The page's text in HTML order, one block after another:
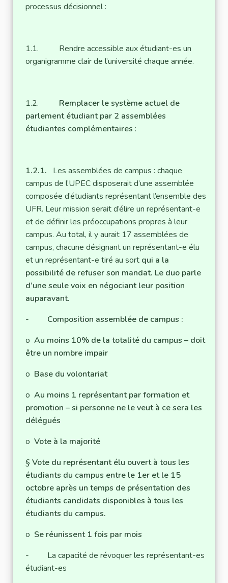
processus décisionnel :
1.1. Rendre accessible aux étudiant-es un
organigramme clair de l’université chaque année.
1.2. Remplacer le système actuel de
parlement étudiant par 2 assemblées
étudiantes complémentaires :
1.2.1. Les assemblées de campus : chaque
campus de l’UPEC disposerait d’une assemblée
composée d’étudiants représentant l’ensemble des
UFR. Leur mission serait d’élire un représentant-e
et de définir les préoccupations propres à leur
campus. Au total, il y aurait 17 assemblées de
campus, chacune désignant un représentant-e élu
et un représentant-e tiré au sort qui a la
possibilité de refuser son mandat. Le duo parle
d’une seule voix en négociant leur position
auparavant.
- Composition assemblée de campus :
o Au moins 10% de la totalité du campus – doit
être un nombre impair
o Base du volontariat
o Au moins 1 représentant par formation et
promotion – si personne ne le veut à ce sera les
délégués
o Vote à la majorité
§ Vote du représentant élu ouvert à tous les
étudiants du campus entre le 1er et le 15
octobre après un temps de présentation des
étudiants candidats disponibles à tous les
étudiants du campus.
o Se réunissent 1 fois par mois
- La capacité de révoquer les représentant-es
étudiant-es